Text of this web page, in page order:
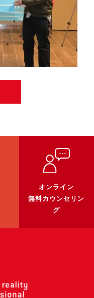
オンライン
無料カウンセリン
グ